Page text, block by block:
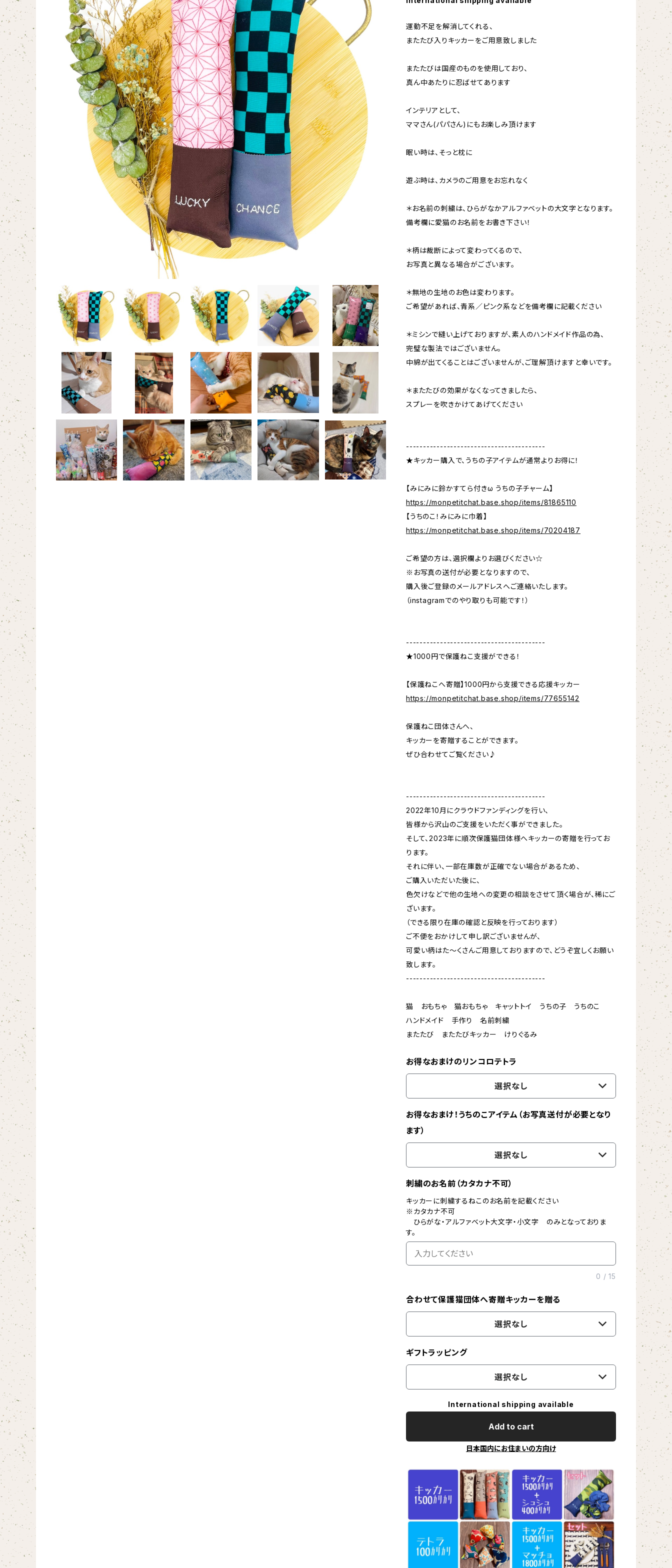
運動不足を解消してくれる、
またたび入りキッカーをご用意致しました
またたびは国産のものを使用しており、
真ん中あたりに忍ばせてあります
インテリアとして、
ママさん(パパさん)にもお楽しみ頂けます
眠い時は、そっと枕に
遊ぶ時は、カメラのご用意をお忘れなく
＊お名前の刺繍は、ひらがなかアルファベットの大文字となります。
備考欄に愛猫のお名前をお書き下さい！
＊柄は裁断によって変わってくるので、
お写真と異なる場合がございます。
＊無地の生地のお色は変わります。
ご希望があれば、青系／ピンク系などを備考欄に記載ください
＊ミシンで縫い上げておりますが、素人のハンドメイド作品の為、
完璧な製法ではございません。
中綿が出てくることはございませんが、ご理解頂けますと幸いです。
＊またたびの効果がなくなってきましたら、
スプレーを吹きかけてあげてください
-----------------------------------------
★キッカー購入で、うちの子アイテムが通常よりお得に！
【みにみに鈴かすてら付きω うちの子チャーム】
https://monpetitchat.base.shop/items/81865110
【うちのこ！みにみに巾着】
https://monpetitchat.base.shop/items/70204187
ご希望の方は、選択欄よりお選びください☆
※お写真の送付が必要となりますので、
購入後ご登録のメールアドレスへご連絡いたします。
（instagramでのやり取りも可能です！）
-----------------------------------------
★1000円で保護ねこ支援ができる！
【保護ねこへ寄贈】1000円から支援できる応援キッカー
https://monpetitchat.base.shop/items/77655142
保護ねこ団体さんへ、
キッカーを寄贈することができます。
ぜひ合わせてご覧ください♪
-----------------------------------------
2022年10月にクラウドファンディングを行い、
皆様から沢山のご支援をいただく事ができました。
そして、2023年に順次保護猫団体様へキッカーの寄贈を行ってお
ります。
それに伴い、一部在庫数が正確でない場合があるため、
ご購入いただいた後に、
色欠けなどで他の生地への変更の相談をさせて頂く場合が、稀にご
ざいます。
（できる限り在庫の確認と反映を行っております）
ご不便をおかけして申し訳ございませんが、
可愛い柄はた〜くさんご用意しておりますので、どうぞ宜しくお願い
致します。
-----------------------------------------
猫 おもちゃ 猫おもちゃ キャットトイ うちの子 うちのこ
ハンドメイド 手作り 名前刺繍
またたび またたびキッカー けりぐるみ
お得なおまけのリンコロテトラ
選択なし
お得なおまけ！うちのこアイテム（お写真送付が必要となり
ます）
選択なし
刺繍のお名前（カタカナ不可）
キッカーに刺繍するねこのお名前を記載ください
※カタカナ不可
ひらがな・アルファベット大文字・小文字 のみとなっておりま
す。
0 /15
合わせて保護猫団体へ寄贈キッカーを贈る
選択なし
ギフトラッピング
選択なし
International shipping available
Add to cart
日本国内にお住まいの方向け